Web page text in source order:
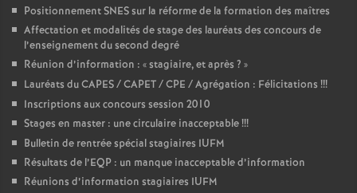
Positionnement SNES sur la réforme de la formation des maîtres
Affectation et modalités de stage des lauréats des concours de
l’enseignement du second degré
Réunion d’information : «stagiaire, et après ? »
Lauréats du CAPES / CAPET / CPE / Agrégation : Félicitations !!!
Inscriptions aux concours session 2010
Stages en master : une circulaire inacceptable!!!
Bulletin de rentrée spécial stagiaires IUFM
Résultats de l’EQP : un manque inacceptable d’information
Réunions d’information stagiaires IUFM